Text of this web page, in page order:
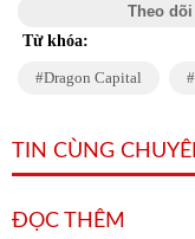
Theo
Từ khóa:
Dragon Capital
TIN CÙNG
ĐỌC THÊM